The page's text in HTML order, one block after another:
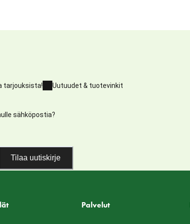
tarjouksista! Uutuudet & tuotevinkit
sähköpostia?
Tilaa uutiskirje
Palvelut